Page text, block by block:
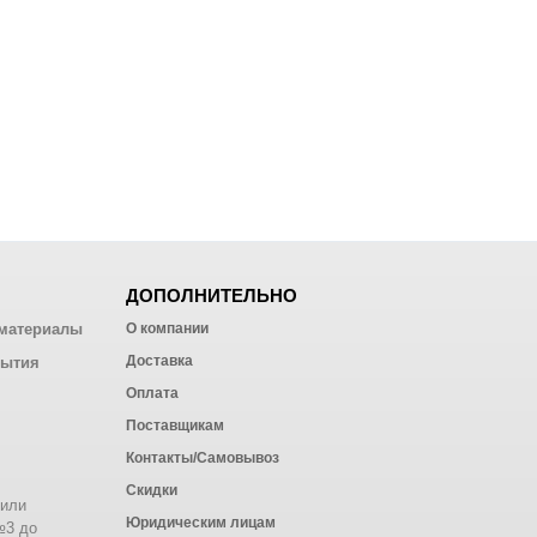
до
ДОПОЛНИТЕЛЬНО
О компании
Доставка
Оплата
Поставщикам
Контакты/Самовывоз
Скидки
Юридическим лицам